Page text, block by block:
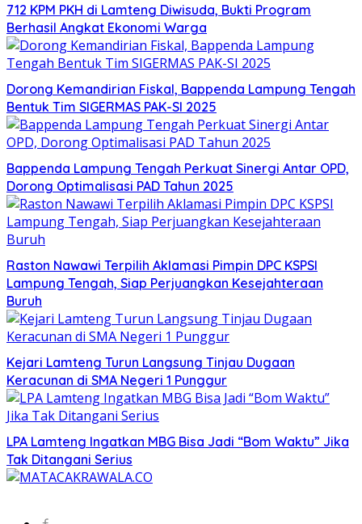
712 KPM PKH di Lamteng Diwisuda, Bukti Program
Berhasil Angkat Ekonomi Warga
Dorong Kemandirian Fiskal, Bappenda Lampung Tengah
Bentuk Tim SIGERMAS PAK-SI 2025
Bappenda Lampung Tengah Perkuat Sinergi Antar OPD,
Dorong Optimalisasi PAD Tahun 2025
Raston Nawawi Terpilih Aklamasi Pimpin DPC KSPSI
Lampung Tengah, Siap Perjuangkan Kesejahteraan
Buruh
Kejari Lamteng Turun Langsung Tinjau Dugaan
Keracunan di SMA Negeri 1 Punggur
LPA Lamteng Ingatkan MBG Bisa Jadi “Bom Waktu” Jika
Tak Ditangani Serius